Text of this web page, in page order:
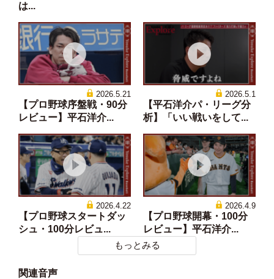
は...
2026.5.21
【プロ野球序盤戦・90分
レビュー】平石洋介...
2026.5.1
【平石洋介パ・リーグ分
析】「いい戦いをして...
2026.4.22
【プロ野球スタートダッ
シュ・100分レビュ...
2026.4.9
【プロ野球開幕・100分
レビュー】平石洋介...
もっとみる
関連音声